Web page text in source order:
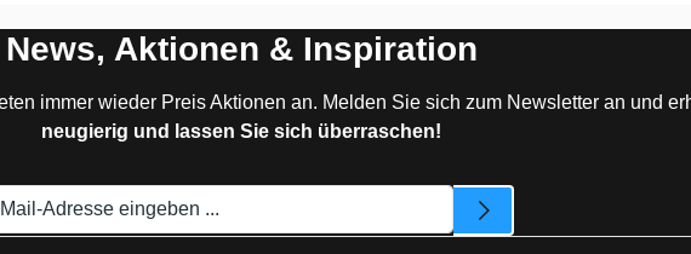
News, Aktionen & Inspiration
immer wieder Preis Aktionen an. Melden Sie sich zum Newsletter an und
neugierig und lassen Sie sich überraschen!